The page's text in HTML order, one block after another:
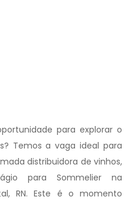
para explorar o
Temos a vaga ideal para
distribuidora de vinhos,
para Sommelier na
RN. Este é o momento